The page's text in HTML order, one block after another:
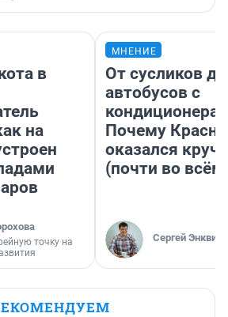
в
на
точку на
МНЕНИЕ
От сусликов до
автобусов с
Почему
оказался
(почти во
Сергей Энквист